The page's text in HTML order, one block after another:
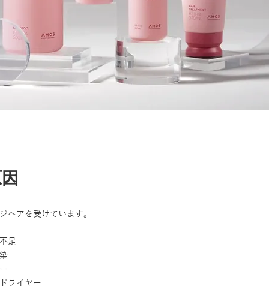
ヘアを受けています。
足
ライヤー